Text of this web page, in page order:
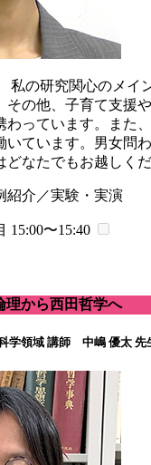
私の研究関心のメイ
その他、子育て支援
わっています。また
いています。男女問
なたでもお越しくだ
紹介／実験・実演
15:00〜15:40
理から西田哲学へ
学領域 講師 中嶋 優太 先